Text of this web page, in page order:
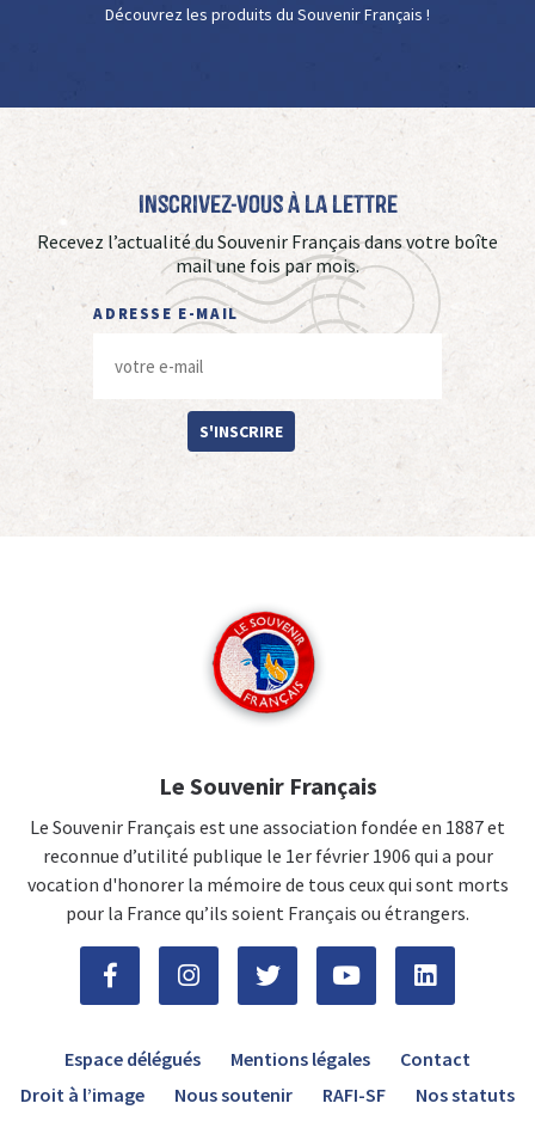
Découvrez les produits du Souvenir Français !
Inscrivez-vous à La Lettre
Recevez l’actualité du Souvenir Français dans votre boîte
mail une fois par mois.
ADRESSE E-MAIL
S'INSCRIRE
Le Souvenir Français
Le Souvenir Français est une association fondée en 1887 et
reconnue d’utilité publique le 1er février 1906 qui a pour
vocation d'honorer la mémoire de tous ceux qui sont morts
pour la France qu’ils soient Français ou étrangers.
Espace délégués Mentions légales
Contact
Droit à l’image
Nous soutenir RAFI-SF Nos statuts